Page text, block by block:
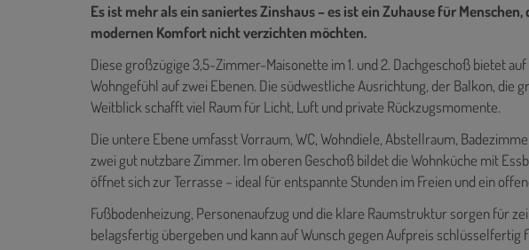
Es ist mehr als ein saniertes Zinshaus – es ist ein Zuhause für
modernen Komfort nicht verzichten möchten.
Diese großzügige 3,5-Zimmer-Maisonette im 1. und 2. Dachgeschoß bietet
Wohngefühl auf zwei Ebenen. Die südwestliche Ausrichtung, der Balkon, die
Weitblick schafft viel Raum für Licht, Luft und private Rückzugsmomente.
Die untere Ebene umfasst Vorraum, WC, Wohndiele, Abstellraum,
zwei gut nutzbare Zimmer. Im oberen Geschoß bildet die Wohnküche mit
öffnet sich zur Terrasse – ideal für entspannte Stunden im Freien und ein
Fußbodenheizung, Personenaufzug und die klare Raumstruktur sorgen für
belagsfertig übergeben und kann auf Wunsch gegen Aufpreis schlüsselfertig